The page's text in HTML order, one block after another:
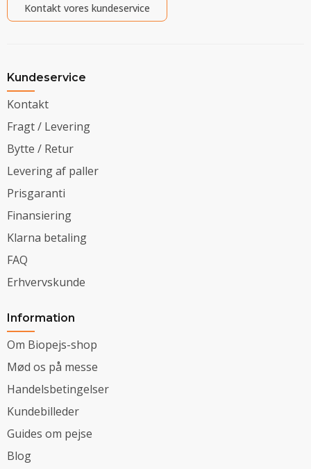
Kontakt vores kundeservice
Kundeservice
Kontakt
Fragt / Levering
Bytte / Retur
Levering af paller
Prisgaranti
Finansiering
Klarna betaling
FAQ
Erhvervskunde
Information
Om Biopejs-shop
Mød os på messe
Handelsbetingelser
Kundebilleder
Guides om pejse
Blog